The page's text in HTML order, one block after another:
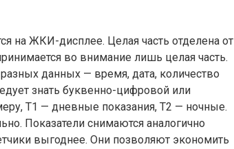
на ЖКИ-дисплее. Целая часть отделена от
во внимание лишь целая часть.
данных — время, дата, количество
знать буквенно-цифровой или
Т1 — дневные показания, Т2 — ночные.
Показатели снимаются аналогично
выгоднее. Они позволяют экономить